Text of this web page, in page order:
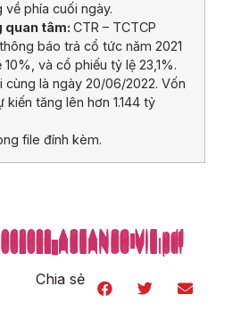
phía cuối ngày.
quan tâm: CTR – TCTCP
báo trả cổ tức năm 2021
và cổ phiếu tỷ lệ 23,1%.
cùng là ngày 20/06/2022. Vốn
kiến tăng lên hơn 1.144 tỷ
file đính kèm.
VIE.pdf
VIE.pdf
VIE.pdf
VIE.pdf
VIE.pdf
VIE.pdf
VIE.pdf
VIE.pdf
VIE.pdf
VIE.pdf
VIE.pdf
VIE.pdf
VIE.pdf
VIE.pdf
VIE.pdf
VIE.pdf
VIE.pdf
Chia sẻ